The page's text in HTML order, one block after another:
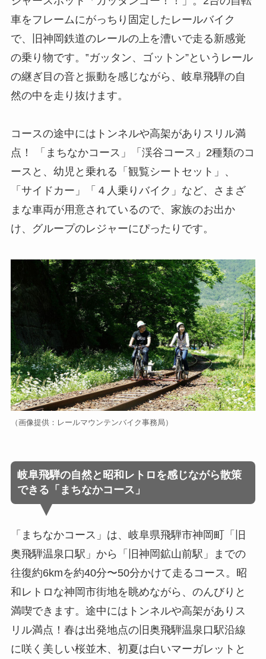
車をフレームにがっちり固定したレールバイク
で、旧神岡鉄道のレールの上を漕いで走る新感覚
の乗り物です。‟ガッタン、ゴットン”というレール
の継ぎ目の音と振動を感じながら、岐阜飛騨の自
然の中を走り抜けます。
コースの途中にはトンネルや高架がありスリル満
点！ 「まちなかコース」「渓谷コース」2種類のコ
ースと、幼児と乗れる「観覧シートセット」、
「サイドカー」「４人乗りバイク」など、さまざ
まな車両が用意されているので、家族のお出か
け、グループのレジャーにぴったりです。
（画像提供：レールマウンテンバイク事務局）
岐阜飛騨の自然と昭和レトロを感じながら散策
できる「まちなかコース」
「まちなかコース」は、岐阜県飛騨市神岡町「旧
奥飛騨温泉口駅」から「旧神岡鉱山前駅」までの
往復約6kmを約40分〜50分かけて走るコース。昭
和レトロな神岡市街地を眺めながら、のんびりと
満喫できます。途中にはトンネルや高架がありス
リル満点！春は出発地点の旧奥飛騨温泉口駅沿線
に咲く美しい桜並木、初夏は白いマーガレットと